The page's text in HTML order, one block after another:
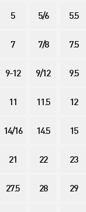
5 5/6 5.5
7 7/8 7.5
9-12 9/12 9.5
11 11.5 12
14/16 14.5 15
21 22 23
27.5 28 29